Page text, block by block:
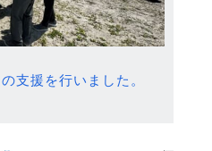
支援を行いました。